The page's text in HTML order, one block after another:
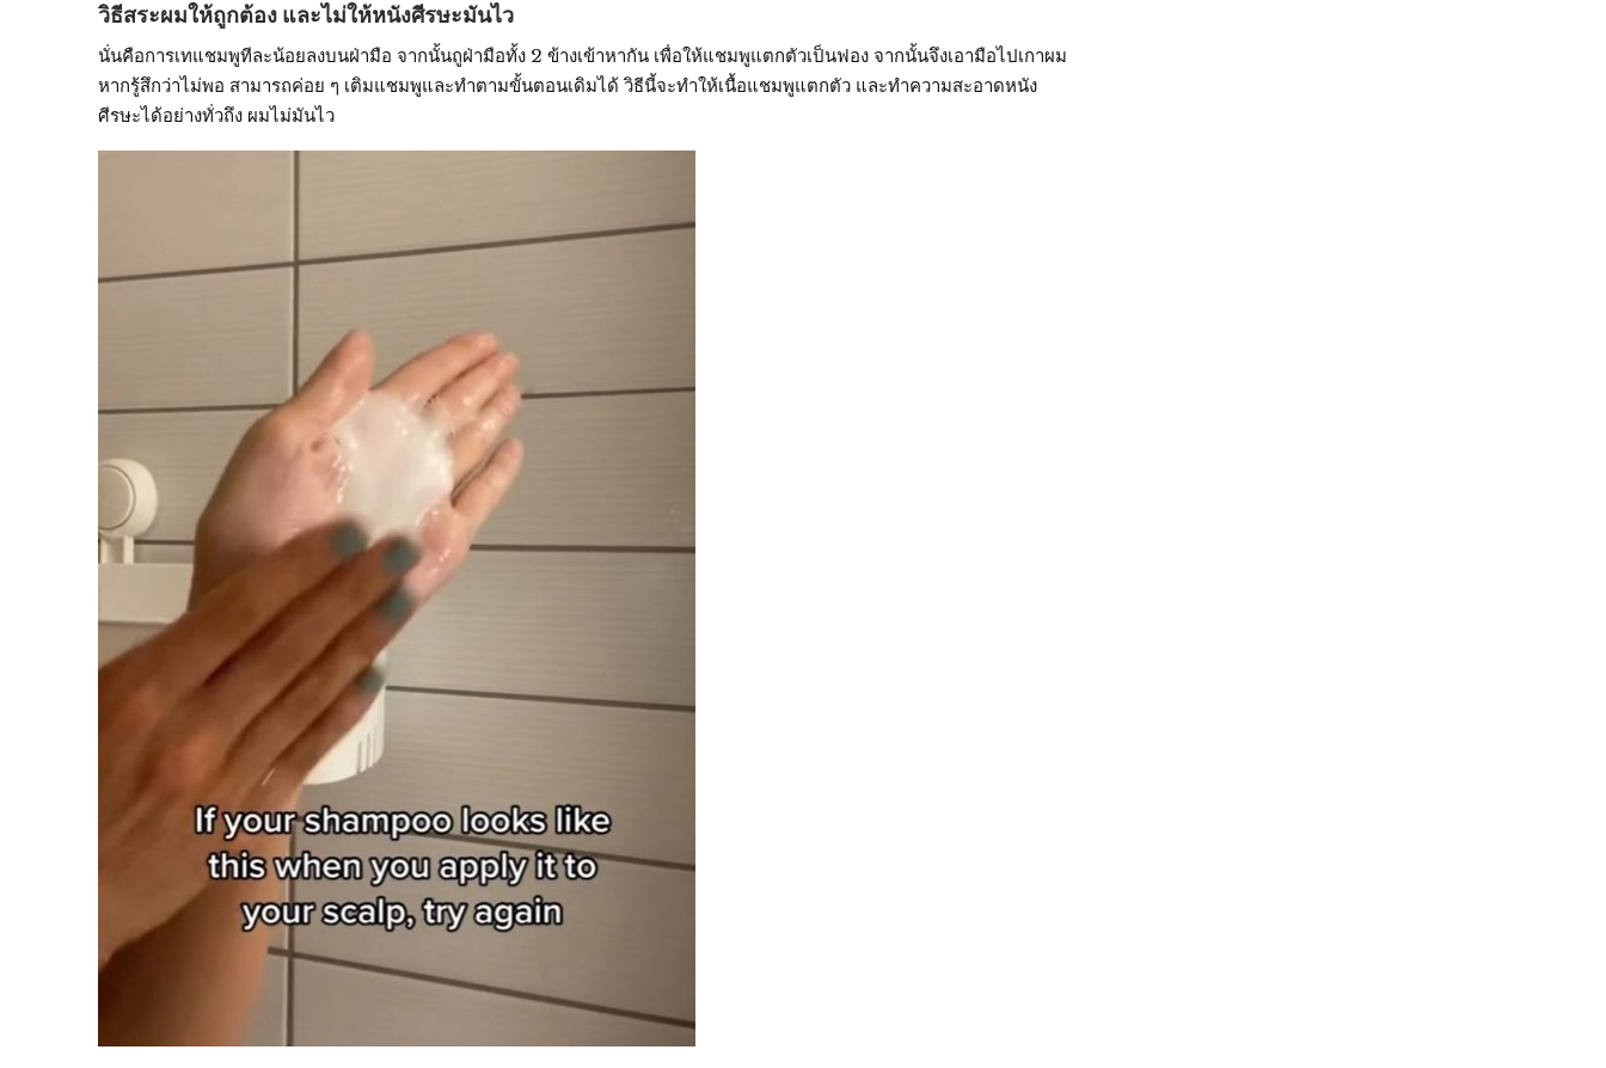
วิธีสระผมให้ถูกต้อง และไม่ให้หนังศีรษะมันไว
นั่นคือการเทแชมพูทีละน้อยลงบนฝ่ามือ จากนั้นถูฝ่ามือทั้ง 2 ข้างเข้าหากัน เพื่อให้แชมพูแตกตัวเป็นฟอง จากนั้นจึงเอามือไปเกาผม
หากรู้สึกว่าไม่พอ สามารถค่อย ๆ เติมแชมพูและทำตามขั้นตอนเดิมได้ วิธีนี้จะทำให้เนื้อแชมพูแตกตัว และทำความสะอาดหนัง
ศีรษะได้อย่างทั่วถึง ผมไม่มันไว